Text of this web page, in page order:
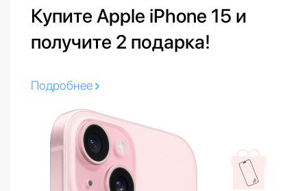
Купите Apple iPhone 15 и
получите 2 подарка!
Подробнее